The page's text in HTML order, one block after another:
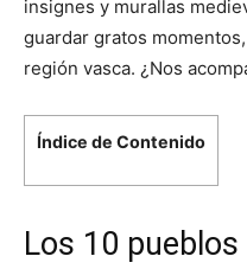
insignes y murallas
guardar gratos
región vasca. ¿Nos
Índice de Contenido
Los 10